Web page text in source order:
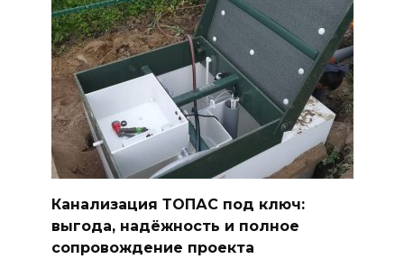
Канализация ТОПАС под ключ:
выгода, надёжность и полное
сопровождение проекта